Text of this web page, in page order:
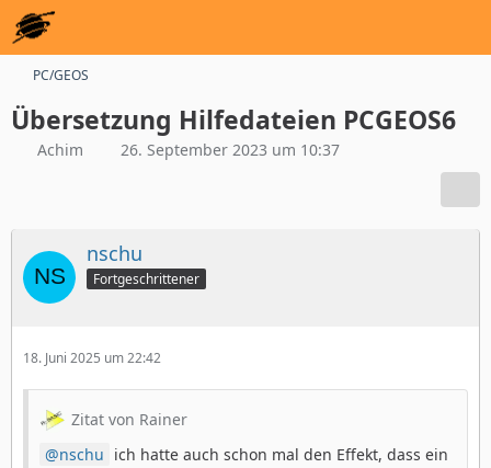
PC/GEOS
Übersetzung Hilfedateien PCGEOS6
Achim 26. September 2023 um 10:37
nschu
Fortgeschrittener
18. Juni 2025 um 22:42
Zitat von Rainer
nschu ich hatte auch schon mal den Effekt, dass ein